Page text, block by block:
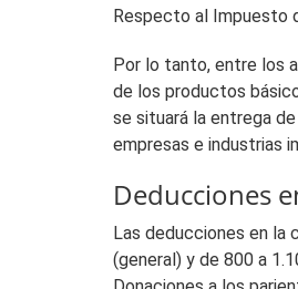
Respecto al Impuesto
Por lo tanto, entre los
de los productos
se situará la entrega
empresas e industrias
Deducciones
Las deducciones en la
(general) y de 800 a